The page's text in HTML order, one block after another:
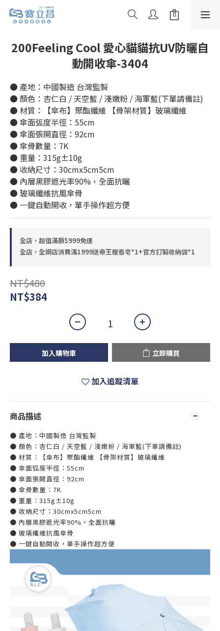
200Feeling Cool 愛心貓貓抗UV防曬自
動開收傘-3404
● 產地：中國製造 台灣監製
● 顏色：杏仁白 / 天空藍 / 淺嫩粉 / 海軍藍(下單請備註)
● 材質：【傘布】聚酯纖維 【骨架材質】玻璃纖維
● 傘面弧度半徑：55cm
● 傘面張開直徑：92cm
● 傘骨數量：7K
● 重量：315g±10g
● 收納尺寸：30cmx5cm5cm
● 內層黑膠遮光率90%，全面抗曬
● 玻璃纖維抗風傘骨
● 一鍵自動開收，單手操作超方便
全店，超值滿額$999免運
全店，全網店消費滿1999送帝王檀香皂*1+官方訂製收納袋*1
NT$480
NT$384
加入購物車 立即購買
加入追蹤清單
商品描述
● 產地：中國製造 台灣監製
● 顏色：杏仁白 / 天空藍 / 淺嫩粉 / 海軍藍(下單請備註)
● 材質：【傘布】聚酯纖維 【骨架材質】玻璃纖維
● 傘面弧度半徑：55cm
● 傘面張開直徑：92cm
● 傘骨數量：7K
● 重量：315g±10g
● 收納尺寸：30cmx5cm5cm
● 內層黑膠遮光率90%，全面抗曬
● 玻璃纖維抗風傘骨
● 一鍵自動開收，單手操作超方便